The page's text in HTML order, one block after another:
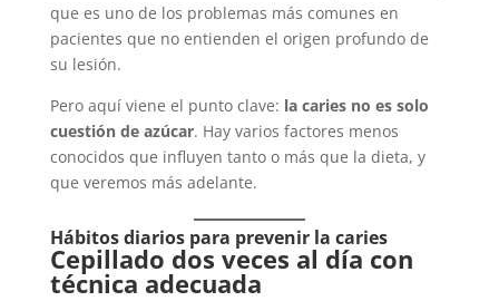
que es uno de los problemas más comunes en
pacientes que no entienden el origen profundo de
su lesión.
Pero aquí viene el punto clave: la caries no es solo
cuestión de azúcar. Hay varios factores menos
conocidos que influyen tanto o más que la dieta, y
que veremos más adelante.
Hábitos diarios para prevenir la caries
Cepillado dos veces al día con
técnica adecuada